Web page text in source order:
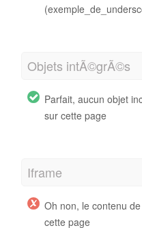
Objets intÃ©grÃ©s
Parfait, aucun objet
sur cette page
Iframe
Oh non, le contenu
cette page